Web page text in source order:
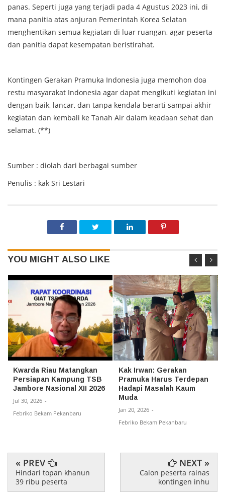
panas. Seperti juga yang terjadi pada 4 Agustus 2023 ini, di
mana panitia atas anjuran Pemerintah Korea Selatan
menghentikan semua kegiatan di luar ruangan, agar peserta
dan panitia dapat kesempatan beristirahat.
Kontingen Gerakan Pramuka Indonesia juga memohon doa
restu masyarakat Indonesia agar dapat mengikuti kegiatan ini
dengan baik, lancar, dan tanpa kendala berarti sampai akhir
kegiatan dan kembali ke Tanah Air dalam keadaan sehat dan
selamat. (**)
Sumber : diolah dari berbagai sumber
Penulis : kak Sri Lestari
YOU MIGHT ALSO LIKE
Kwarda Riau Matangkan
Persiapan Kampung TSB
Jambore Nasional XII 2026
Jul 30, 2026 -
Febriko Bekam Pekanbaru
Kak Irwan: Gerakan
Pramuka Harus Terdepan
Hadapi Masalah Kaum
Muda
Jan 20, 2026 -
Febriko Bekam Pekanbaru
« PREV
Hindari topan khanun
39 ribu peserta
NEXT »
Calon peserta rainas
kontingen inhu